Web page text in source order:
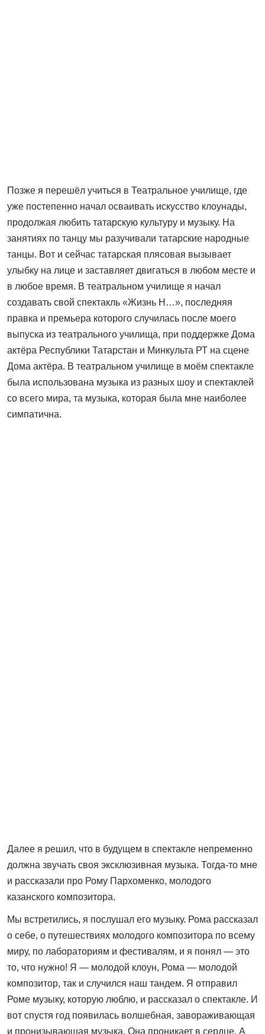
Позже я перешёл учиться в Театральное училище, где
уже постепенно начал осваивать искусство клоунады,
продолжая любить татарскую культуру и музыку. На
занятиях по танцу мы разучивали татарские народные
танцы. Вот и сейчас татарская плясовая вызывает
улыбку на лице и заставляет двигаться в любом месте и
в любое время. В театральном училище я начал
создавать свой спектакль «Жизнь Н…», последняя
правка и премьера которого случилась после моего
выпуска из театрального училища, при поддержке Дома
актёра Республики Татарстан и Минкульта РТ на сцене
Дома актёра. В театральном училище в моём спектакле
была использована музыка из разных шоу и спектаклей
со всего мира, та музыка, которая была мне наиболее
симпатична.
Далее я решил, что в будущем в спектакле непременно
должна звучать своя эксклюзивная музыка. Тогда-то мне
и рассказали про Рому Пархоменко, молодого
казанского композитора.
Мы встретились, я послушал его музыку. Рома рассказал
о себе, о путешествиях молодого композитора по всему
миру, по лабораториям и фестивалям, и я понял — это
то, что нужно! Я — молодой клоун, Рома — молодой
композитор, так и случился наш тандем. Я отправил
Роме музыку, которую люблю, и рассказал о спектакле. И
вот спустя год появилась волшебная, завораживающая
и пронизывающая музыка. Она проникает в сердце. А